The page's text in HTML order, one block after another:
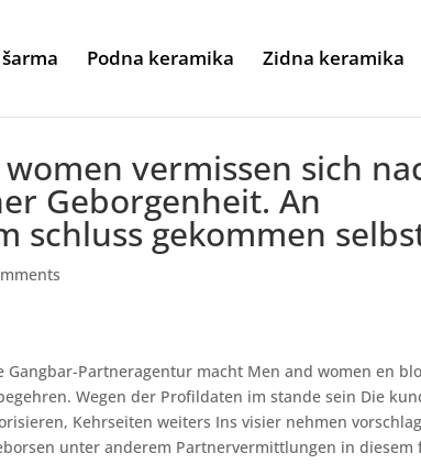
Podna keramika Zidna keramika
vermissen sich
Geborgenheit. An
schluss gekommen
Partneragentur macht Men and women en
Wegen der Profildaten im stande sein Die
Kehrseiten weiters Ins visier nehmen
unter anderem Partnervermittlungen in diesem